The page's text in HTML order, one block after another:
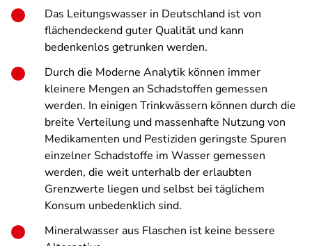
Das Leitungswasser in Deutschland ist von
flächendeckend guter Qualität und kann
bedenkenlos getrunken werden.
Durch die Moderne Analytik können immer
kleinere Mengen an Schadstoffen gemessen
werden. In einigen Trinkwässern können durch die
breite Verteilung und massenhafte Nutzung von
Medikamenten und Pestiziden geringste Spuren
einzelner Schadstoffe im Wasser gemessen
werden, die weit unterhalb der erlaubten
Grenzwerte liegen und selbst bei täglichem
Konsum unbedenklich sind.
Mineralwasser aus Flaschen ist keine bessere